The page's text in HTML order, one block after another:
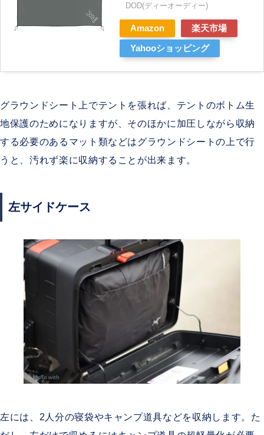
DOD(ディーオーディー)
Amazon 楽天市場
Yahooショッピング
グラウンドシート上でテントを張れば、テントのボトム生
地保護のためになりますが、そのほかに加圧しながら収納
する必要のあるマット類などはグラウンドシートの上で行
うと、汚れず楽に収納することが出来ます。
左サイドケース
左には、2人分の寝袋やキャンプ道具などを収納します。た